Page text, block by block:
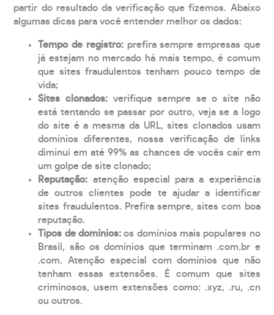
partir do resultado da verificação que fizemos. Abaixo
algumas dicas para você entender melhor os dados:
Tempo de registro: prefira sempre empresas que
já estejam no mercado há mais tempo, é comum
que sites fraudulentos tenham pouco tempo de
vida;
Sites clonados: verifique sempre se o site não
está tentando se passar por outro, veja se a logo
do site é a mesma da URL, sites clonados usam
domínios diferentes, nossa verificação de links
diminui em até 99% as chances de vocês cair em
um golpe de site clonado;
Reputação: atenção especial para a experiência
de outros clientes pode te ajudar a identificar
sites fraudulentos. Prefira sempre, sites com boa
reputação.
Tipos de domínios:os domínios mais populares no
Brasil, são os domínios que terminam .com.br e
.com. Atenção especial com domínios que não
tenham essas extensões. É comum que sites
criminosos, usem extensões como: .xyz, .ru, .cn
ou outros.